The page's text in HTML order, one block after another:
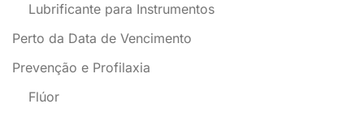
Lubrificante para Instrumentos
Perto da Data de Vencimento
Prevenção e Profilaxia
Flúor